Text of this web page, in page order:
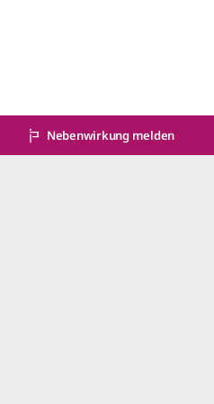
Nebenwirkung melden